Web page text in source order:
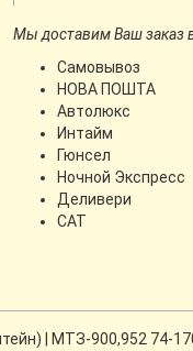
Мы доставим Ваш заказ
Самовывоз
НОВА ПОШТА
Автолюкс
Интайм
Гюнсел
Ночной Экспресс
Деливери
CАТ
| МТЗ-900,952 74-